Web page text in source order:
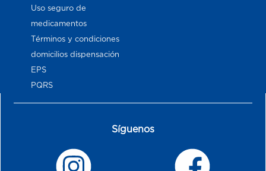
Uso seguro de
medicamentos
Términos y condiciones
domicilios dispensación
EPS
PQRS
Síguenos